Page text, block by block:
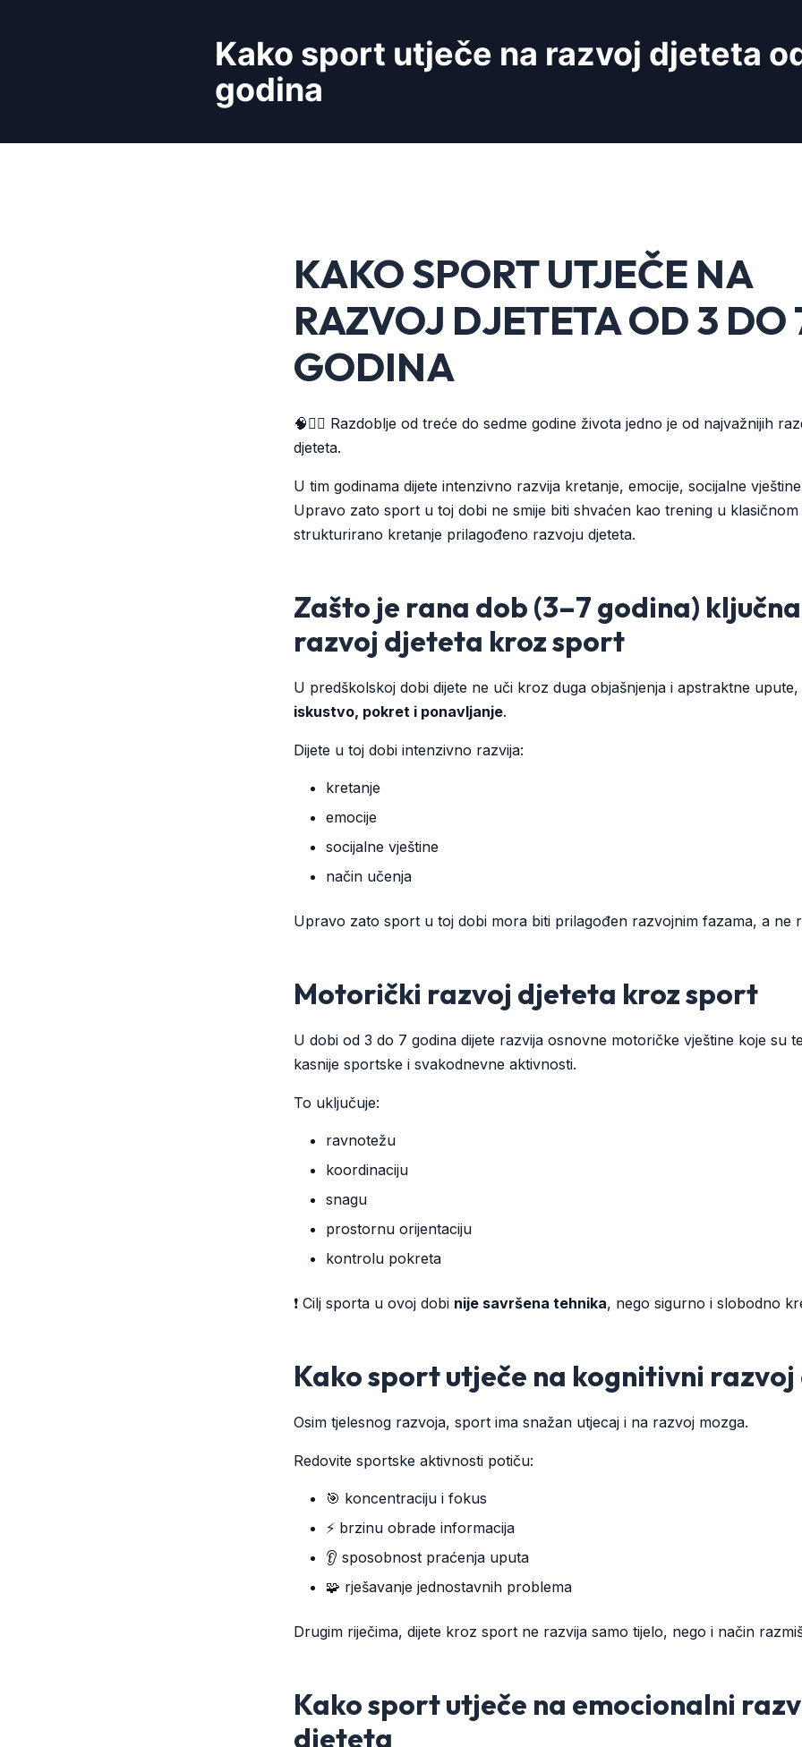
Kako sport utječe na razvoj djeteta
godina
KAKO SPORT UTJEČE NA
RAZVOJ DJETETA OD 3 DO
GODINA
🧠🏃‍♂️ Razdoblje od treće do sedme godine života jedno je od najvažnijih
djeteta.
U tim godinama dijete intenzivno razvija kretanje, emocije, socijalne
Upravo zato sport u toj dobi ne smije biti shvaćen kao trening u
strukturirano kretanje prilagođeno razvoju djeteta.
Zašto je rana dob (3–7 godina)
razvoj djeteta kroz sport
U predškolskoj dobi dijete ne uči kroz duga objašnjenja i apstraktne
iskustvo, pokret i ponavljanje.
Dijete u toj dobi intenzivno razvija:
kretanje
emocije
socijalne vještine
način učenja
Upravo zato sport u toj dobi mora biti prilagođen razvojnim fazama, a ne
Motorički razvoj djeteta kroz sport
U dobi od 3 do 7 godina dijete razvija osnovne motoričke vještine koje su
kasnije sportske i svakodnevne aktivnosti.
To uključuje:
ravnotežu
koordinaciju
snagu
prostornu orijentaciju
kontrolu pokreta
❗ Cilj sporta u ovoj dobi nije savršena tehnika, nego sigurno i slobodno
Kako sport utječe na kognitivni
Osim tjelesnog razvoja, sport ima snažan utjecaj i na razvoj mozga.
Redovite sportske aktivnosti potiču:
🎯 koncentraciju i fokus
⚡ brzinu obrade informacija
👂 sposobnost praćenja uputa
🧩 rješavanje jednostavnih problema
Drugim riječima, dijete kroz sport ne razvija samo tijelo, nego i način
Kako sport utječe na emocionalni
djeteta